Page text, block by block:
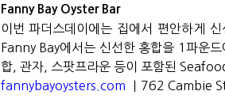
Fanny Bay Oyster Bar
이번 파더스데이에는 집에서 편안하게
Fanny Bay에서는 신선한 홍합을 1 파운드
합, 관자, 스팟프라운 등이 포함된
fannybayoysters.com
762 Cambie